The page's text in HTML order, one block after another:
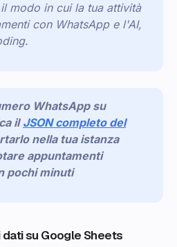
modo in cui la tua attività
con WhatsApp e l'AI,
WhatsApp su
il JSON completo del
nella tua istanza
appuntamenti
pochi minuti
su Google Sheets